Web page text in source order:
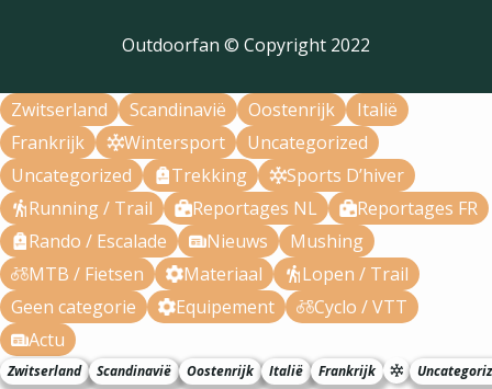
Outdoorfan © Copyright 2022
Zwitserland Scandinavië Oostenrijk
Italië
Frankrijk
Wintersport
Uncategorized
Uncategorized
Trekking
Sports D’hiver
Running / Trail
Reportages NL
Reportages FR
Rando / Escalade
Nieuws
Mushing
MTB / Fietsen
Materiaal
Lopen / Trail
Geen categorie
Equipement
Cyclo / VTT
Actu
Zwitserland Scandinavië Oostenrijk Italië Frankrijk